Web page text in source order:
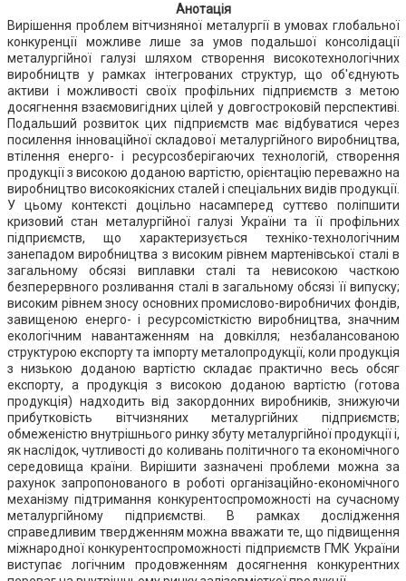
Анотація
Вирішення проблем вітчизняної металургії в умовах глобальної
конкуренції можливе лише за умов подальшої консолідації
металургійної галузі шляхом створення високотехнологічних
виробництв у рамках інтегрованих структур, що об'єднують
активи і можливості своїх профільних підприємств з метою
досягнення взаємовигідних цілей у довгостроковій перспективі.
Подальший розвиток цих підприємств має відбуватися через
посилення інноваційної складової металургійного виробництва,
втілення енерго- і ресурсозберігаючих технологій, створення
продукції з високою доданою вартістю, орієнтацію переважно на
виробництво високоякісних сталей і спеціальних видів продукції.
У цьому контексті доцільно насамперед суттєво поліпшити
кризовий стан металургійної галузі України та її профільних
підприємств, що характеризується техніко-технологічним
занепадом виробництва з високим рівнем мартенівської сталі в
загальному обсязі виплавки сталі та невисокою часткою
безперервного розливання сталі в загальному обсязі її випуску;
високим рівнем зносу основних промислово-виробничих фондів,
завищеною енерго- і ресурсомісткістю виробництва, значним
екологічним навантаженням на довкілля; незбалансованою
структурою експорту та імпорту металопродукції, коли продукція
з низькою доданою вартістю складає практично весь обсяг
експорту, а продукція з високою доданою вартістю (готова
продукція) надходить від закордонних виробників, знижуючи
прибутковість вітчизняних металургійних підприємств;
обмеженістю внутрішнього ринку збуту металургійної продукції і,
як наслідок, чутливості до коливань політичного та економічного
середовища країни. Вирішити зазначені проблеми можна за
рахунок запропонованого в роботі організаційно-економічного
механізму підтримання конкурентоспроможності на сучасному
металургійному підприємстві. В рамках дослідження
справедливим твердженням можна вважати те, що підвищення
міжнародної конкурентоспроможності підприємств ГМК України
виступає логічним продовженням досягнення конкурентних